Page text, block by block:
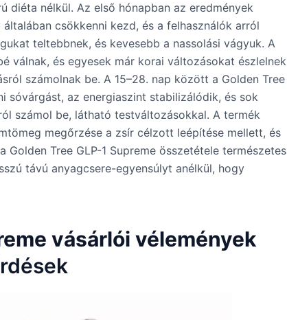
diéta nélkül. Az első hónapban az eredmények
csökkenni kezd, és a felhasználók arról
teltebbnek, és kevesebb a nassolási vágyuk. A
válnak, és egyesek már korai változásokat észlelnek
számolnak be. A 15–28. nap között a Golden Tree
sóvárgást, az energiaszint stabilizálódik, és sok
számol be, látható testváltozásokkal. A termék
megőrzése a zsír célzott leépítése mellett, és
Tree GLP-1 Supreme összetétele természetes
távú anyagcsere-egyensúlyt anélkül, hogy
vásárlói vélemények